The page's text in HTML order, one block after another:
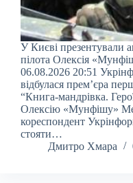
У Києві презентували
пілота Олексія
06.08.2026 20:51
відбулася прем’єра
“Книга-мандрівка.
Олексію «Мунфішу»
кореспондент
стояти…
Дмитро Хмара